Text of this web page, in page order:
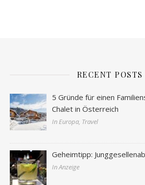
RECENT POSTS
5 Gründe für einen
Chalet in Österreich
In Europa, Travel
Geheimtipp:
In Anzeige